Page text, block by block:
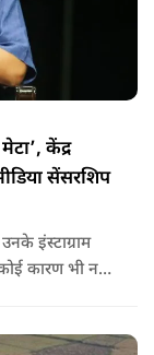
केंद्र
सेंसरशिप
इंस्टाग्राम
कारण भी नहीं